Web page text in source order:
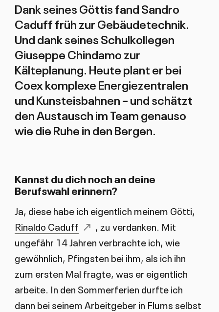
Dank seines Göttis fand Sandro
Caduff früh zur Gebäudetechnik.
Und dank seines Schulkollegen
Giuseppe Chindamo zur
Kälteplanung. Heute plant er bei
Coex komplexe Energiezentralen
und Kunsteisbahnen – und schätzt
den Austausch im Team genauso
wie die Ruhe in den Bergen.
Kannst du dich noch an deine
Berufswahl erinnern?
Ja, diese habe ich eigentlich meinem Götti,
Rinaldo Caduff
, zu verdanken. Mit
ungefähr 14 Jahren verbrachte ich, wie
gewöhnlich, Pfingsten bei ihm, als ich ihn
zum ersten Mal fragte, was er eigentlich
arbeite. In den Sommerferien durfte ich
dann bei seinem Arbeitgeber in Flums selbst